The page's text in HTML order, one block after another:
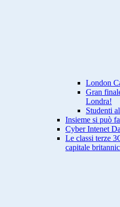
London
Gran
Londra!
Studenti
Insieme si può
Cyber Intenet
Le classi terze
capitale